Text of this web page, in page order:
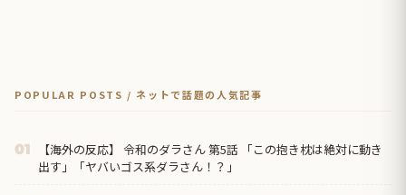
POPULAR POSTS / ネットで話題の人気記事
01
【海外の反応】 令和のダラさん 第5話 「この抱き枕は絶対に動き
出す」「ヤバいゴス系ダラさん！？」